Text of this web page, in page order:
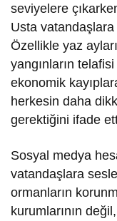
seviyelere
Usta
Özellikle yaz
yangınların
ekonomik
herkesin daha
gerektiğini ifade
Sosyal medya
vatandaşlara
ormanların
kurumlarının